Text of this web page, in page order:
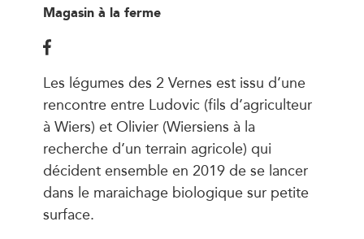
Magasin à la ferme
Les légumes des 2 Vernes est issu d’une
rencontre entre Ludovic (fils d’agriculteur
à Wiers) et Olivier (Wiersiens à la
recherche d’un terrain agricole) qui
décident ensemble en 2019 de se lancer
dans le maraichage biologique sur petite
surface.